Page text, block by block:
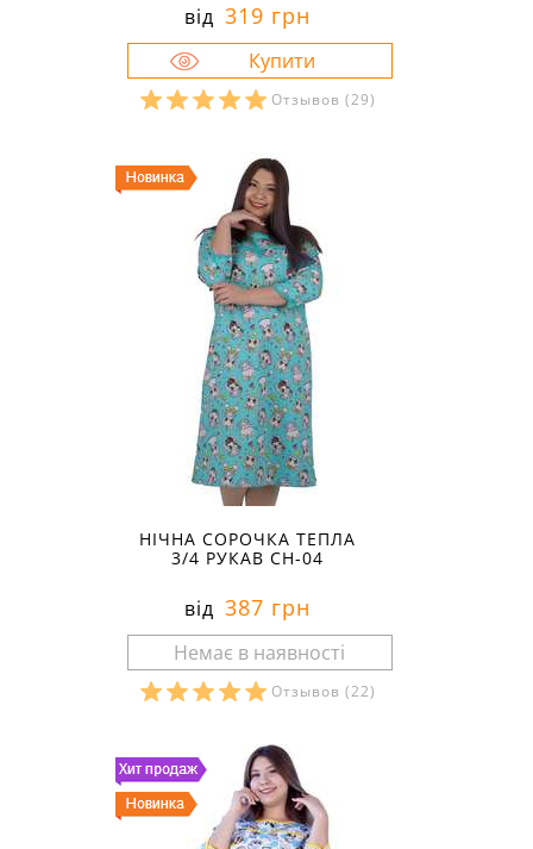
від 319 грн
Отзывов (29)
48
50 54
60
НІЧНА СОРОЧКА ТЕПЛА
3/4 РУКАВ СН-04
від 387 грн
Отзывов (22)